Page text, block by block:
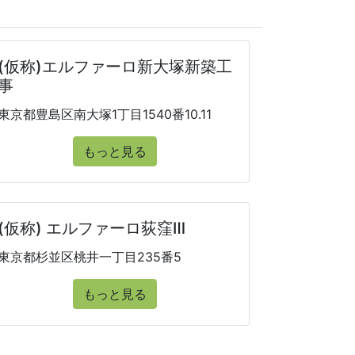
称)エルファーロ新大塚新築工
京都豊島区南大塚1丁目1540番10.11
もっと見る
称) エルファーロ荻窪Ⅲ
京都杉並区桃井一丁目235番5
もっと見る